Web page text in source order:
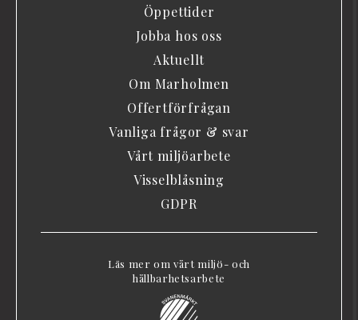
Öppettider
Jobba hos oss
Aktuellt
Om Marholmen
Offertförfrågan
Vanliga frågor & svar
Vårt miljöarbete
Visselblåsning
GDPR
Läs mer om vårt miljö- och
hållbarhetsarbete